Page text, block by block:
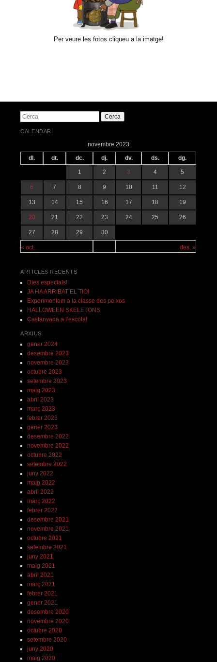
Per veure les fotos cliqueu a la imatge!
Cerca
CALENDARI
novembre 2023
dl. dt. dc. dj. dv. ds. dg.
« oct. des. »
1 2 3 4 5
6 7 8 9 10 11 12
13 14 15 16 17 18 19
20 21 22 23 24 25 26
27 28 29 30
ARTICLES RECENTS
Dies especials!
JA HA ARRIBAT EL TIÓ!
Experimentem a la classe des peixos
HALLOWEEN SKELETONS
Castanyada a l’escola!
ARXIUS
gener 2024
desembre 2023
novembre 2023
octubre 2023
setembre 2023
maig 2023
abril 2023
març 2023
febrer 2023
gener 2023
desembre 2022
novembre 2022
octubre 2022
setembre 2022
juny 2022
maig 2022
abril 2022
març 2022
febrer 2022
desembre 2021
novembre 2021
octubre 2021
setembre 2021
juny 2021
maig 2021
abril 2021
març 2021
febrer 2021
gener 2021
desembre 2020
novembre 2020
octubre 2020
setembre 2020
juny 2020
maig 2020